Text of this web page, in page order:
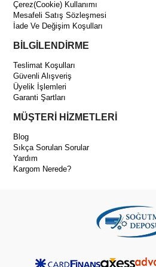
Çerez(Cookie) Kullanımı
Mesafeli Satış Sözleşmesi
İade Ve Değişim Koşulları
BİLGİLENDİRME
Teslimat Koşulları
Güvenli Alışveriş
Üyelik İşlemleri
Garanti Şartları
MÜŞTERİ HİZMETLERİ
Blog
Sıkça Sorulan Sorular
Yardım
Kargom Nerede?